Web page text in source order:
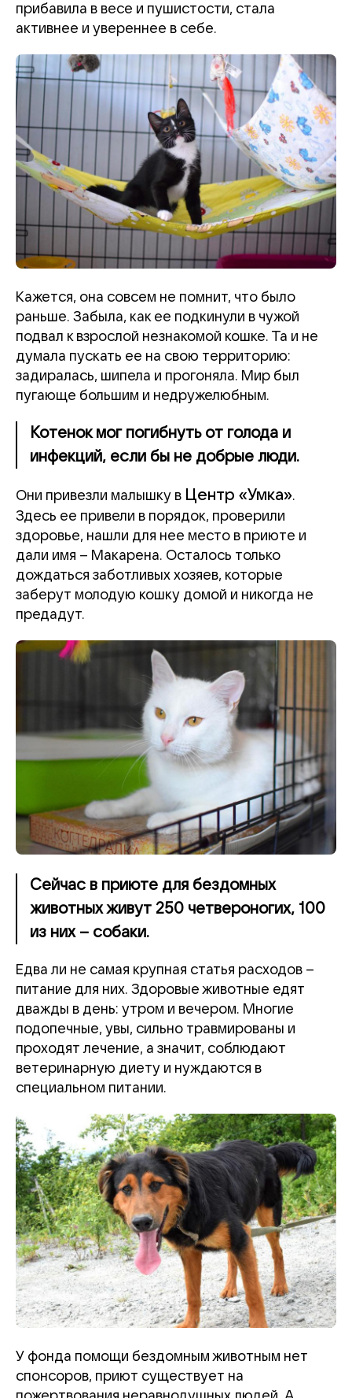
прибавила в весе и пушистости, стала
активнее и увереннее в себе.
Кажется, она совсем не помнит, что было
раньше. Забыла, как ее подкинули в чужой
подвал к взрослой незнакомой кошке. Та и не
думала пускать ее на свою территорию:
задиралась, шипела и прогоняла. Мир был
пугающе большим и недружелюбным.
Котенок мог погибнуть от голода и
инфекций, если бы не добрые люди.
Они привезли малышку в Центр «Умка».
Здесь ее привели в порядок, проверили
здоровье, нашли для нее место в приюте и
дали имя – Макарена. Осталось только
дождаться заботливых хозяев, которые
заберут молодую кошку домой и никогда не
предадут.
Сейчас в приюте для бездомных
животных живут 250 четвероногих, 100
из них – собаки.
Едва ли не самая крупная статья расходов –
питание для них. Здоровые животные едят
дважды в день: утром и вечером. Многие
подопечные, увы, сильно травмированы и
проходят лечение, а значит, соблюдают
ветеринарную диету и нуждаются в
специальном питании.
У фонда помощи бездомным животным нет
спонсоров, приют существует на